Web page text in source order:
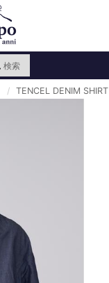
検索
TENCEL DENIM SHIRT